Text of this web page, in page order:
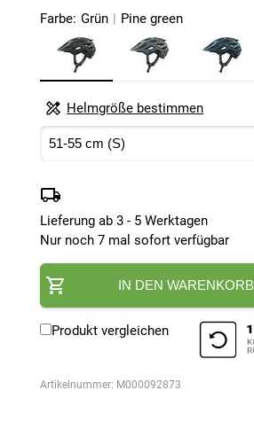
Farbe: Grün | Pine green
Helmgröße bestimmen
Lieferung ab 3 - 5 Werktagen
Nur noch 7 mal sofort verfügbar
IN DEN WARENKORB
Produkt vergleichen
Artikelnummer: M000092873